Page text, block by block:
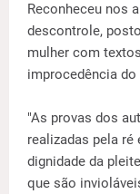
Reconheceu nos
descontrole,
mulher com
improcedência do
"As provas dos
realizadas pela
dignidade da
que são